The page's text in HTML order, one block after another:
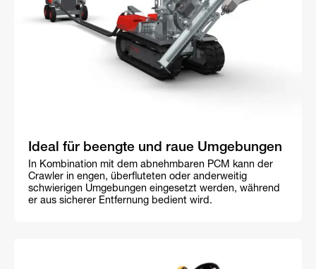
Ideal für beengte und raue Umgebungen
In Kombination mit dem abnehmbaren PCM kann der
Crawler in engen, überfluteten oder anderweitig
schwierigen Umgebungen eingesetzt werden, während
er aus sicherer Entfernung bedient wird.